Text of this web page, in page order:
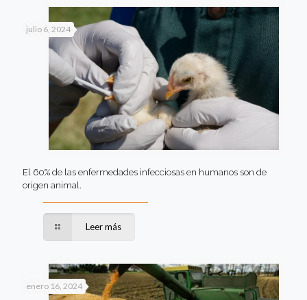
julio 6, 2024
El 60% de las enfermedades infecciosas en humanos son de
origen animal.
Leer más
enero 16, 2024